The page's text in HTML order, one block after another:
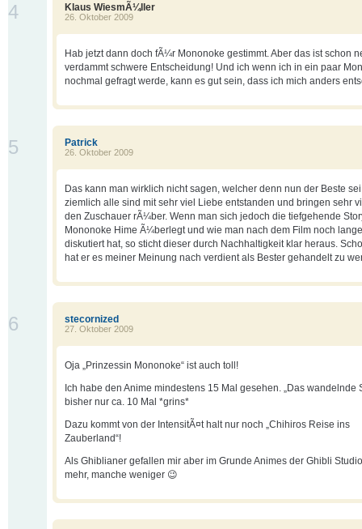
Klaus WiesmÃ¼ller
26. Oktober 2009
4
Hab jetzt dann doch fÃ¼r Mononoke gestimmt. Aber das ist schon
verdammt schwere Entscheidung! Und ich wenn ich in ein paar
nochmal gefragt werde, kann es gut sein, dass ich mich anders
Patrick
26. Oktober 2009
5
Das kann man wirklich nicht sagen, welcher denn nun der Beste
ziemlich alle sind mit sehr viel Liebe entstanden und bringen sehr
den Zuschauer rÃ¼ber. Wenn man sich jedoch die tiefgehende
Mononoke Hime Ã¼berlegt und wie man nach dem Film noch
diskutiert hat, so sticht dieser durch Nachhaltigkeit klar heraus.
hat er es meiner Meinung nach verdient als Bester gehandelt zu
stecornized
27. Oktober 2009
6
Oja „Prinzessin Mononoke“ ist auch toll!
Ich habe den Anime mindestens 15 Mal gesehen. „Das wandelnde
bisher nur ca. 10 Mal *grins*
Dazu kommt von der IntensitÃ¤t halt nur noch „Chihiros Reise ins
Zauberland“!
Als Ghiblianer gefallen mir aber im Grunde Animes der Ghibli
mehr, manche weniger 😉